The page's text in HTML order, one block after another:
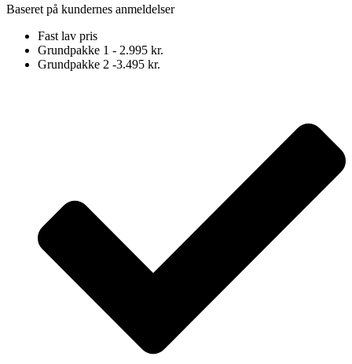
Baseret på kundernes anmeldelser
Fast lav pris
Grundpakke 1 - 2.995 kr.
Grundpakke 2 -3.495 kr.